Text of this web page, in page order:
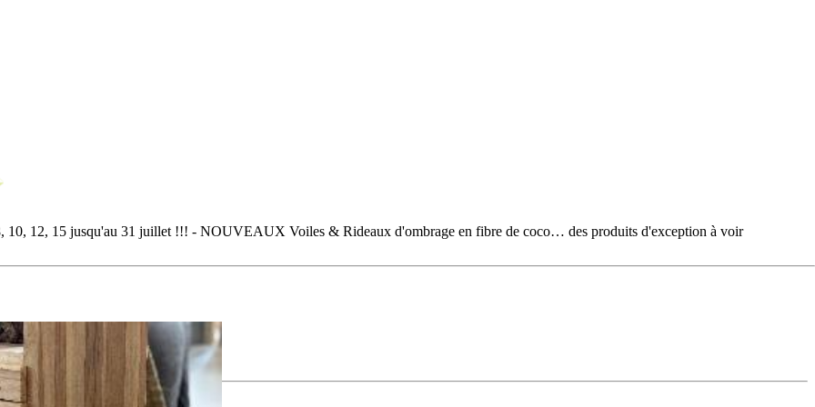
12, 15 jusqu'au 31 juillet !!! - NOUVEAUX Voiles & Rideaux d'ombrage en fibre de coco… des produits d'exception à voir